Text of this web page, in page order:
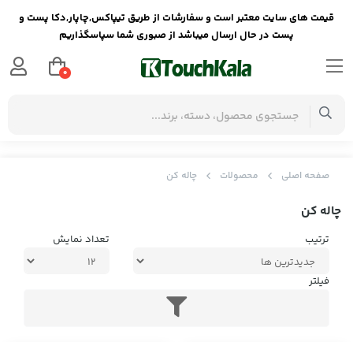
صفحه اصلی محصولات چاله کن
چاله کن
ترتیب تعداد نمایش
فیلتر
قیمت های سایت معتبر است و سفارشات از طریق تیپاکس,چاپار,دکا پست و
پست در حال ارسال میباشد از صبوری شما سپاسگذاریم
0